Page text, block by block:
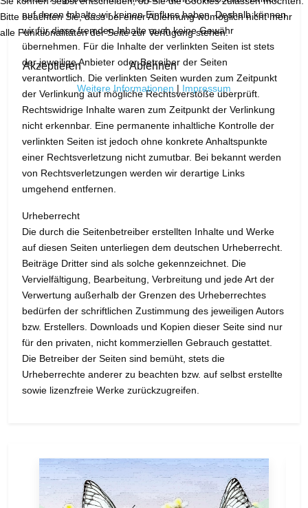
auf deren Inhalte wir keinen Einfluss haben. Deshalb können
wir für diese fremden Inhalte auch keine Gewähr
übernehmen. Für die Inhalte der verlinkten Seiten ist stets
der jeweilige Anbieter oder Betreiber der Seiten
verantwortlich. Die verlinkten Seiten wurden zum Zeitpunkt
der Verlinkung auf mögliche Rechtsverstöße überprüft.
Rechtswidrige Inhalte waren zum Zeitpunkt der Verlinkung
nicht erkennbar. Eine permanente inhaltliche Kontrolle der
verlinkten Seiten ist jedoch ohne konkrete Anhaltspunkte
einer Rechtsverletzung nicht zumutbar. Bei bekannt werden
von Rechtsverletzungen werden wir derartige Links
umgehend entfernen.
Urheberrecht
Die durch die Seitenbetreiber erstellten Inhalte und Werke
auf diesen Seiten unterliegen dem deutschen Urheberrecht.
Beiträge Dritter sind als solche gekennzeichnet. Die
Vervielfältigung, Bearbeitung, Verbreitung und jede Art der
Verwertung außerhalb der Grenzen des Urheberrechtes
bedürfen der schriftlichen Zustimmung des jeweiligen Autors
bzw. Erstellers. Downloads und Kopien dieser Seite sind nur
für den privaten, nicht kommerziellen Gebrauch gestattet.
Die Betreiber der Seiten sind bemüht, stets die
Urheberrechte anderer zu beachten bzw. auf selbst erstellte
sowie lizenzfreie Werke zurückzugreifen.
Bitte beachten Sie, dass bei einer Ablehnung womöglich nicht mehr
alle Funktionalitäten der Seite zur Verfügung stehen.
Akzeptieren Ablehnen
Weitere Informationen | Impressum